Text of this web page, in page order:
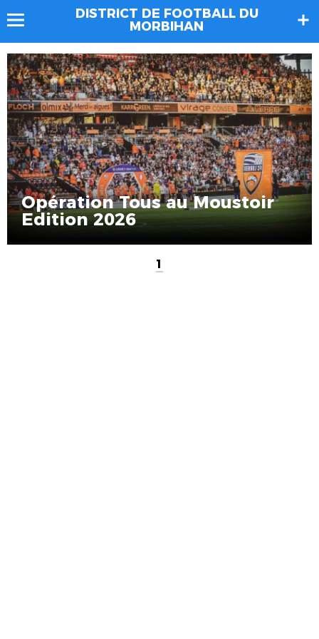
DISTRICT DE FOOTBALL DU
MORBIHAN
Opération Tous au Moustoir
Edition 2026
1